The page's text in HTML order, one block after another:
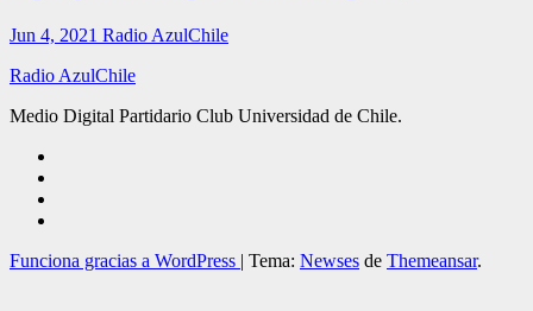
Jun 4, 2021 Radio AzulChile
Radio AzulChile
Medio Digital Partidario Club Universidad de Chile.
Funciona gracias a WordPress | Tema: Newses de Themeansar.